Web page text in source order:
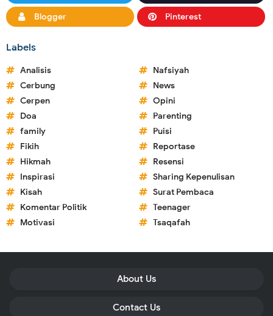
Blogger Pinterest
Labels
Analisis
Cerbung
Cerpen
Doa
family
Fikih
Hikmah
Inspirasi
Kisah
Komentar Politik
Motivasi
Nafsiyah
News
Opini
Parenting
Puisi
Reportase
Resensi
Sharing Kepenulisan
Surat Pembaca
Teenager
Tsaqafah
About Us
Contact Us